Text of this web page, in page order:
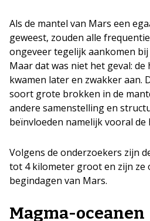
Als de mantel van Mars een
geweest, zouden alle
ongeveer tegelijk aankomen
Maar dat was niet het geval:
kwamen later en zwakker aan.
soort grote brokken in de
andere samenstelling en
beïnvloeden namelijk vooral
Volgens de onderzoekers zijn
tot 4 kilometer groot en zijn ze
begindagen van Mars.
Magma-oceanen